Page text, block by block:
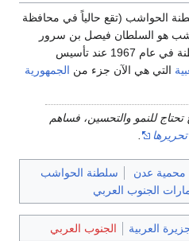
الحواشب (تقع حالياً في محافظة
هو السلطان فيصل بن سرور
عند تأسيس
التي هي الآن جزء من الجمهورية
تحتاج للنمو والتحسين، فساهم
تحريرها
محمية عدن
سلطنة الحواشب
الجنوب العربي
العربية الجنوب العربي